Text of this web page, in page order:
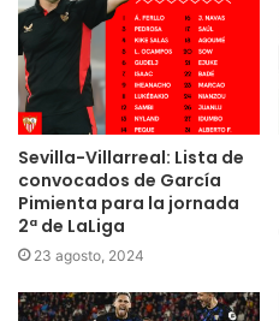
Sevilla-Villarreal: Lista de
convocados de García
Pimienta para la jornada
2ª de LaLiga
23 agosto, 2024